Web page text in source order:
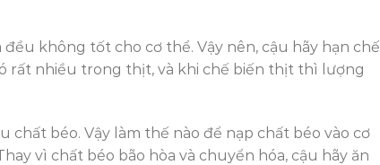
không tốt cho cơ thể. Vậy nên, cậu hãy hạn chế
rất nhiều trong thịt, và khi chế biến thịt thì lượng
béo. Vậy làm thế nào để nạp chất béo vào cơ
vì chất béo bão hòa và chuyển hóa, cậu hãy ăn